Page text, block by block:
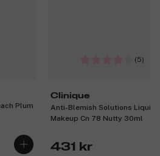
Plum
(5)
Clinique
Anti-Blemish Solutions Liquid
Makeup Cn 78 Nutty 30ml
431 kr